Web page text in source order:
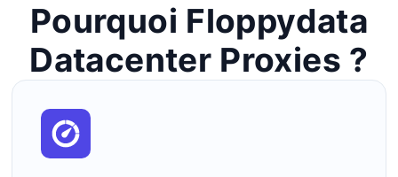
Pourquoi Floppydata
Datacenter Proxies ?